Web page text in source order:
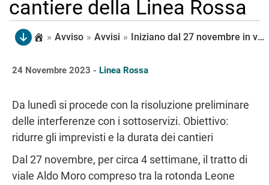
cantiere della Linea Rossa
» Avviso » Avvisi » Iniziano dal 27 novembre in viale Aldo Moro i lavori propedeutici al futuro cantiere della Linea Rossa
24 Novembre 2023 - Linea Rossa
Da lunedì si procede con la risoluzione preliminare
delle interferenze con i sottoservizi. Obiettivo:
ridurre gli imprevisti e la durata dei cantieri
Dal 27 novembre, per circa 4 settimane, il tratto di
viale Aldo Moro compreso tra la rotonda Leone